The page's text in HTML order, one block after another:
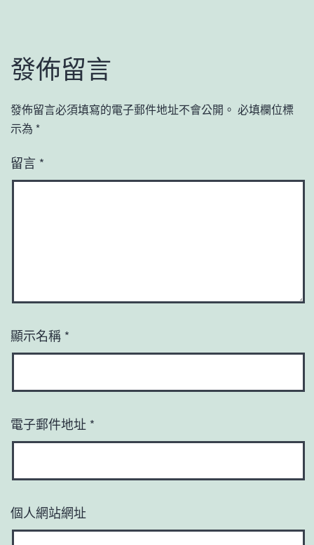
發佈留言
發佈留言必須填寫的電子郵件地址不會公開。 必填欄位標
示為 *
留言 *
顯示名稱 *
電子郵件地址 *
個人網站網址